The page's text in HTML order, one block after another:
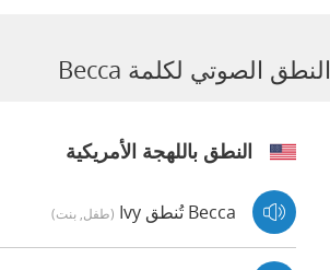
النطق الصوتي لكلمة Becca
النطق باللهجة الأمريكية
Becca تُنطق Ivy (طفل, بنت)